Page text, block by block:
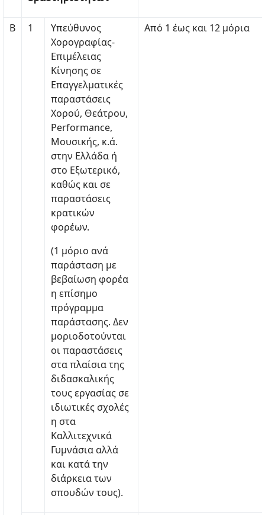
Β 1
Υπεύθυνος
Χορογραφίας-
Επιμέλειας
Κίνησης σε
Επαγγελματικές
παραστάσεις
Χορού, Θεάτρου,
Performance,
Μουσικής, κ.ά.
στην Ελλάδα ή
στο Εξωτερικό,
καθώς και σε
παραστάσεις
κρατικών
φορέων.
(1 μόριο ανά
παράσταση με
βεβαίωση φορέα
η επίσημο
πρόγραμμα
παράστασης. Δεν
μοριοδοτούνται
οι παραστάσεις
στα πλαίσια της
διδασκαλικής
τους εργασίας σε
ιδιωτικές σχολές
η στα
Καλλιτεχνικά
Γυμνάσια αλλά
και κατά την
διάρκεια των
σπουδών τους).
Από 1 έως και 12 μόρια